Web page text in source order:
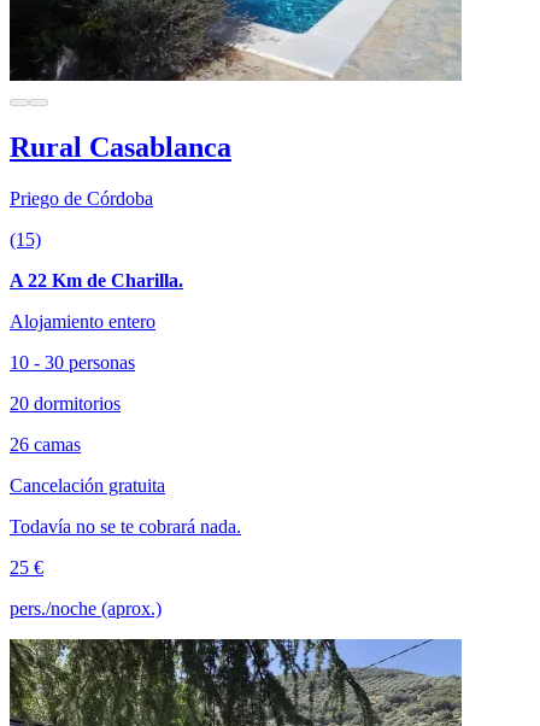
Rural Casablanca
Priego de Córdoba
(15)
A 22 Km de Charilla.
Alojamiento entero
10 - 30 personas
20 dormitorios
26 camas
Cancelación gratuita
Todavía no se te cobrará nada.
25 €
pers./noche (aprox.)